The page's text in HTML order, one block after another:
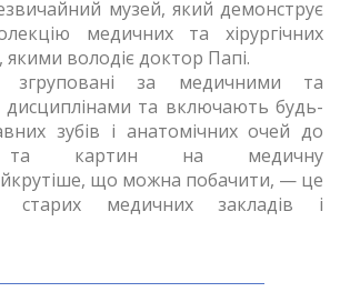
музей, який демонструє
медичних та хірургічних
якими володіє доктор Папі.
згруповані за медичними та
дисциплінами та включають будь-
зубів і анатомічних очей до
та картин на медичну
що можна побачити, — це
старих медичних закладів і